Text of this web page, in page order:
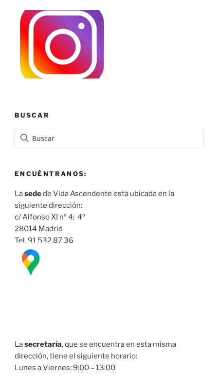
BUSCAR
ENCUÉNTRANOS:
Lasedede Vida Ascendente está ubicada en la
siguiente dirección:
c/ Alfonso XI nº 4; 4º
28014 Madrid
Tel. 91 532 87 36
Lasecretaría, que se encuentra en esta misma
dirección, tiene el siguiente horario:
Lunes a Viernes: 9:00 – 13:00